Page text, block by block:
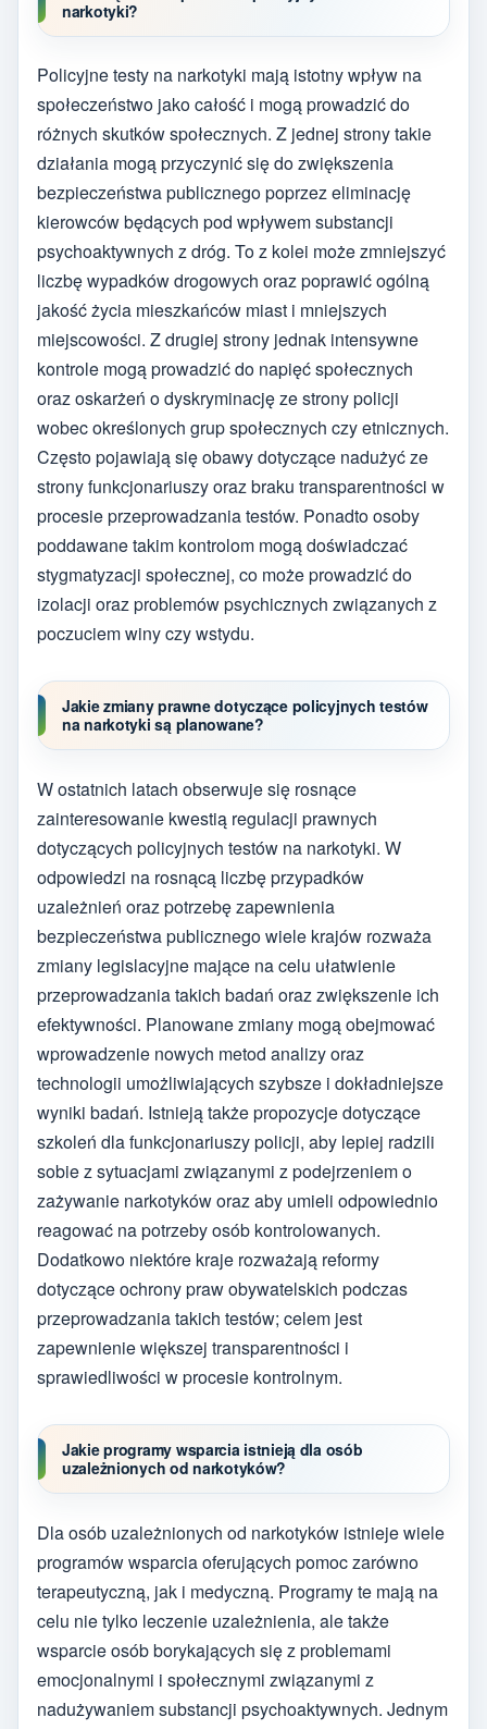
narkotyki?
Policyjne testy na narkotyki mają istotny wpływ na
społeczeństwo jako całość i mogą prowadzić do
różnych skutków społecznych. Z jednej strony takie
działania mogą przyczynić się do zwiększenia
bezpieczeństwa publicznego poprzez eliminację
kierowców będących pod wpływem substancji
psychoaktywnych z dróg. To z kolei może zmniejszyć
liczbę wypadków drogowych oraz poprawić ogólną
jakość życia mieszkańców miast i mniejszych
miejscowości. Z drugiej strony jednak intensywne
kontrole mogą prowadzić do napięć społecznych
oraz oskarżeń o dyskryminację ze strony policji
wobec określonych grup społecznych czy etnicznych.
Często pojawiają się obawy dotyczące nadużyć ze
strony funkcjonariuszy oraz braku transparentności w
procesie przeprowadzania testów. Ponadto osoby
poddawane takim kontrolom mogą doświadczać
stygmatyzacji społecznej, co może prowadzić do
izolacji oraz problemów psychicznych związanych z
poczuciem winy czy wstydu.
Jakie zmiany prawne dotyczące policyjnych testów
na narkotyki są planowane?
W ostatnich latach obserwuje się rosnące
zainteresowanie kwestią regulacji prawnych
dotyczących policyjnych testów na narkotyki. W
odpowiedzi na rosnącą liczbę przypadków
uzależnień oraz potrzebę zapewnienia
bezpieczeństwa publicznego wiele krajów rozważa
zmiany legislacyjne mające na celu ułatwienie
przeprowadzania takich badań oraz zwiększenie ich
efektywności. Planowane zmiany mogą obejmować
wprowadzenie nowych metod analizy oraz
technologii umożliwiających szybsze i dokładniejsze
wyniki badań. Istnieją także propozycje dotyczące
szkoleń dla funkcjonariuszy policji, aby lepiej radzili
sobie z sytuacjami związanymi z podejrzeniem o
zażywanie narkotyków oraz aby umieli odpowiednio
reagować na potrzeby osób kontrolowanych.
Dodatkowo niektóre kraje rozważają reformy
dotyczące ochrony praw obywatelskich podczas
przeprowadzania takich testów; celem jest
zapewnienie większej transparentności i
sprawiedliwości w procesie kontrolnym.
Jakie programy wsparcia istnieją dla osób
uzależnionych od narkotyków?
Dla osób uzależnionych od narkotyków istnieje wiele
programów wsparcia oferujących pomoc zarówno
terapeutyczną, jak i medyczną. Programy te mają na
celu nie tylko leczenie uzależnienia, ale także
wsparcie osób borykających się z problemami
emocjonalnymi i społecznymi związanymi z
nadużywaniem substancji psychoaktywnych. Jednym